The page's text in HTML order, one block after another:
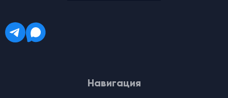
Навигация